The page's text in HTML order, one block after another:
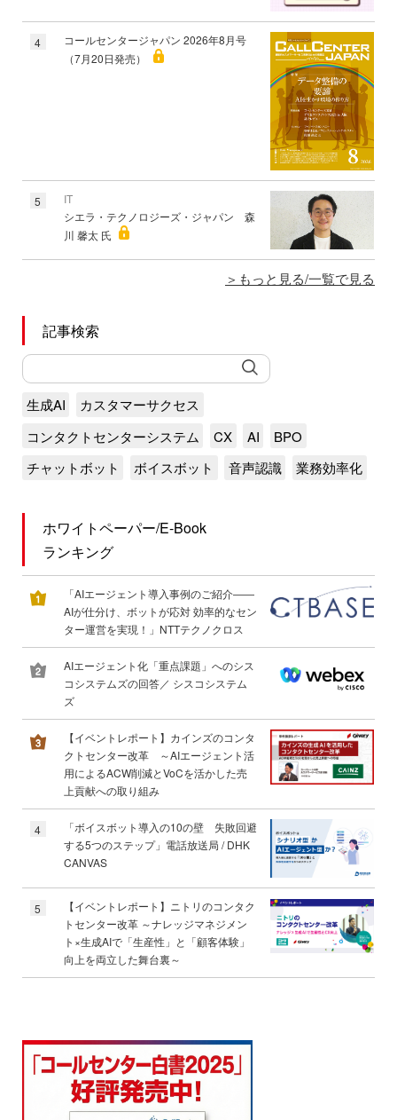
4
コールセンタージャパン 2026年8月号
（7月20日発売）
5
IT
シエラ・テクノロジーズ・ジャパン 森
川 馨太 氏
もっと見る/一覧で見る
記事検索
生成AI
カスタマーサクセス
コンタクトセンターシステム
CX AI
BPO
チャットボット
ボイスボット 音声認識 業務効率化
ホワイトペーパー/E-Book
ランキング
「AIエージェント導入事例のご紹介――
AIが仕分け、ボットが応対 効率的なセン
ター運営を実現！」NTTテクノクロス
AIエージェント化「重点課題」へのシス
コシステムズの回答／ シスコシステム
ズ
【イベントレポート】カインズのコンタ
クトセンター改革 ～AIエージェント活
用によるACW削減とVoCを活かした売
上貢献への取り組み
4
「ボイスボット導入の10の壁 失敗回避
する5つのステップ」電話放送局 / DHK
CANVAS
5
【イベントレポート】ニトリのコンタク
トセンター改革 ～ナレッジマネジメン
ト×生成AIで「生産性」と「顧客体験」
向上を両立した舞台裏～